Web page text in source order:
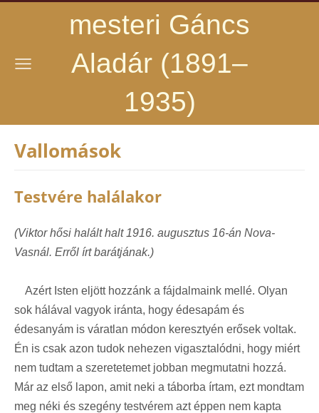
mesteri Gáncs
Aladár (1891–
1935)
Vallomások
Testvére halálakor
(Viktor hősi halált halt 1916. augusztus 16-án Nova-
Vasnál. Erről írt barátjának.)
Azért Isten eljött hozzánk a fájdalmaink mellé. Olyan
sok hálával vagyok iránta, hogy édesapám és
édesanyám is váratlan módon keresztyén erősek voltak.
Én is csak azon tudok nehezen vigasztalódni, hogy miért
nem tudtam a szeretetemet jobban megmutatni hozzá.
Már az első lapon, amit neki a táborba írtam, ezt mondtam
meg néki és szegény testvérem azt éppen nem kapta